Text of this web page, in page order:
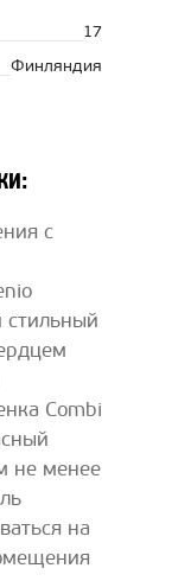
17
Финляндия
с
стильный
Combi
не менее
на